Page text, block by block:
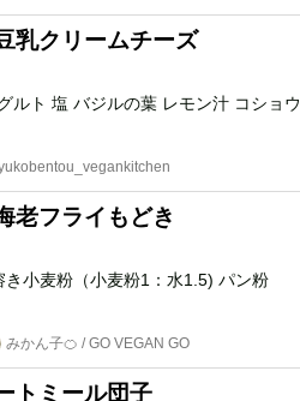
乳クリームチーズ
水切り豆乳ヨーグルト 塩 バジルの葉 レモン汁 コショウ
老フライもどき
にんじん 塩 水溶き小麦粉（小麦粉1：水1.5) パン粉
みかん子🍊 / GO VEGAN GO
トミール団子